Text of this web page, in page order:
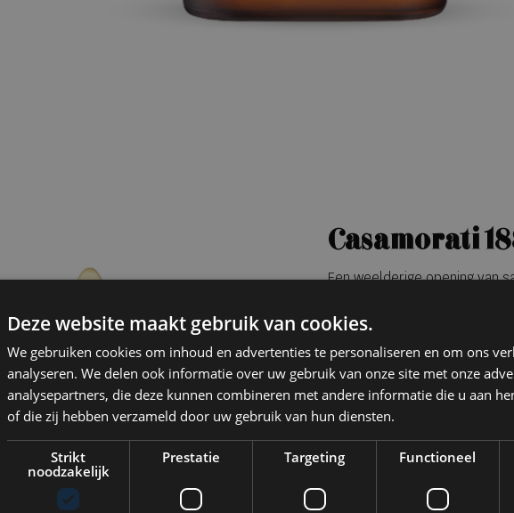
Casamorati
Een weelderige opening van
nachtelijk boeket van anjer
een sensueel, klassiek aura.
vormen een dromerige,
mysterieus en verfijnd,
van luxueuze historie en
Voor verkooppunten
Xerjoff
Via Cavour 1 uit de
Deze website maakt gebruik van cookies.
We gebruiken cookies om inhoud en advertenties te personaliseren en om ons
analyseren. We delen ook informatie over uw gebruik van onze site met onze
analysepartners, die deze kunnen combineren met andere informatie die u aan
of die zij hebben verzameld door uw gebruik van hun diensten.
Strikt
noodzakelijk
Prestatie Targeting Functioneel